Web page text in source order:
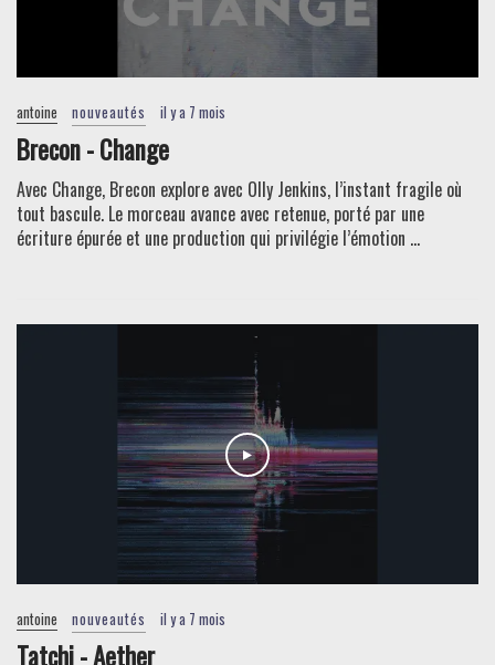
antoine nouveautés il y a 7 mois
Brecon - Change
Avec Change, Brecon explore avec Olly Jenkins, l’instant fragile où
tout bascule. Le morceau avance avec retenue, porté par une
écriture épurée et une production qui privilégie l’émotion ...
antoine nouveautés il y a 7 mois
Tatchi - Aether